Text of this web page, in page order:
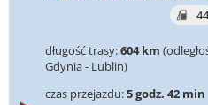
44
długość trasy:604 km
Gdynia - Lublin)
czas przejazdu:5 godz. 42 min